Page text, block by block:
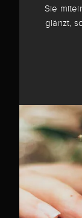
Sie
glänzt,